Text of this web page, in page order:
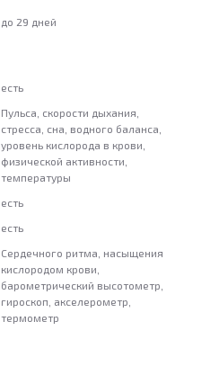
до 29 дней
есть
Пульса, скорости дыхания,
стресса, сна, водного баланса,
уровень кислорода в крови,
физической активности,
температуры
есть
есть
Сердечного ритма, насыщения
кислородом крови,
барометрический высотометр,
гироскоп, акселерометр,
термометр